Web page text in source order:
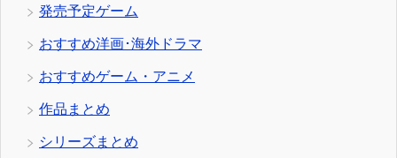
発売予定ゲーム
おすすめ洋画･海外ドラマ
おすすめゲーム・アニメ
作品まとめ
シリーズまとめ